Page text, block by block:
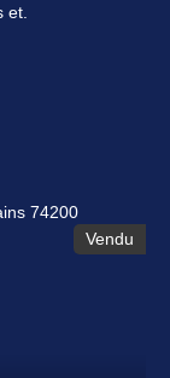
et.
Vendu